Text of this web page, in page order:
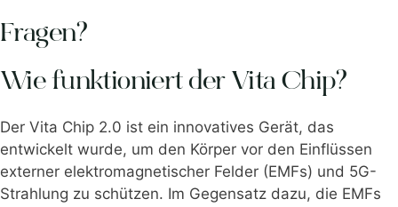
Fragen?
Wie funktioniert der Vita Chip?
Der Vita Chip 2.0 ist ein innovatives Gerät, das
entwickelt wurde, um den Körper vor den Einflüssen
externer elektromagnetischer Felder (EMFs) und 5G-
Strahlung zu schützen. Im Gegensatz dazu, die EMFs